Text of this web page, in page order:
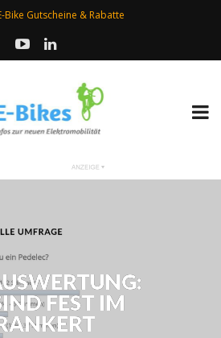
Bike Gutscheine & Rabatte
FEST IM